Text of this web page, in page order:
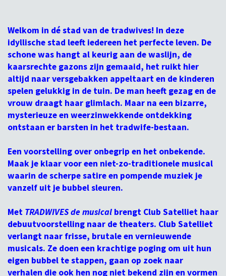
Welkom in dé stad van de tradwives! In deze
idyllische stad leeft iedereen het perfecte leven. De
schone was hangt al keurig aan de waslijn, de
kaarsrechte gazons zijn gemaaid, het ruikt hier
altijd naar versgebakken appeltaart en de kinderen
spelen gelukkig in de tuin. De man heeft gezag en de
vrouw draagt haar glimlach. Maar na een bizarre,
mysterieuze en weerzinwekkende ontdekking
ontstaan er barsten in het tradwife-bestaan.
Een voorstelling over onbegrip en het onbekende.
Maak je klaar voor een niet-zo-traditionele musical
waarin de scherpe satire en pompende muziek je
vanzelf uit je bubbel sleuren.
Met TRADWIVES de musical brengt Club Satelliet haar
debuutvoorstelling naar de theaters. Club Satelliet
verlangt naar frisse, brutale en vernieuwende
musicals. Ze doen een krachtige poging om uit hun
eigen bubbel te stappen, gaan op zoek naar
verhalen die ook hen nog niet bekend zijn en vormen